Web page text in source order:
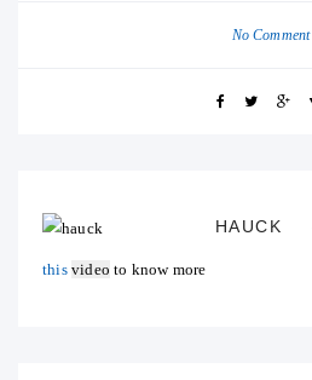
No Comment
HAUCK
this video to know more